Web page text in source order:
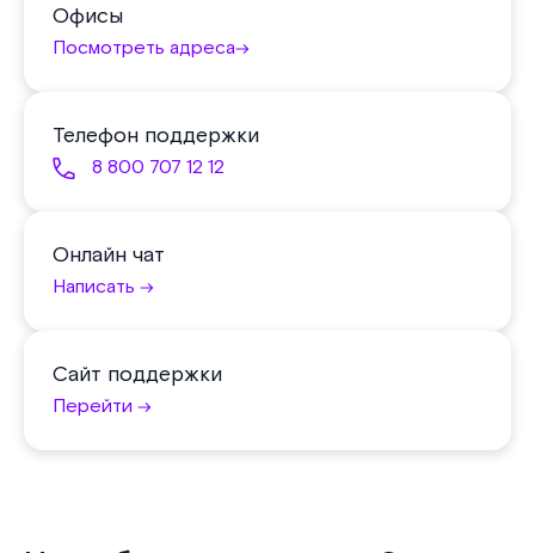
Офисы
Посмотреть адреса
Телефон поддержки
8 800 707 12 12
Онлайн чат
Написать
Сайт поддержки
Перейти